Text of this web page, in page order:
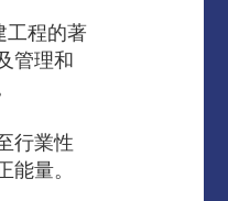
工程的著
管理和
行業性
量。